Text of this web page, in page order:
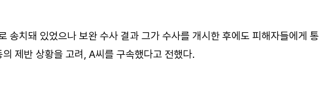
송치돼 있었으나 보완 수사 결과 그가 수사를 개시한 후에도 피해자들에게 통
제반 상황을 고려, A씨를 구속했다고 전했다.